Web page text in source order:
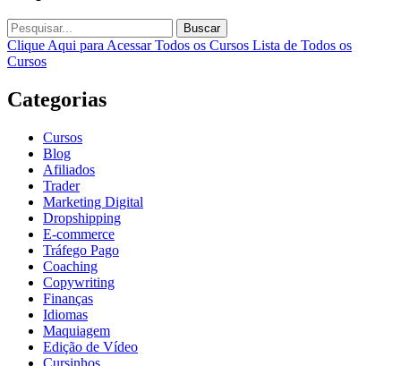
Buscar
Clique Aqui para Acessar Todos os Cursos Lista de Todos os
Cursos
Categorias
Cursos
Blog
Afiliados
Trader
Marketing Digital
Dropshipping
E-commerce
Tráfego Pago
Coaching
Copywriting
Finanças
Idiomas
Maquiagem
Edição de Vídeo
Cursinhos